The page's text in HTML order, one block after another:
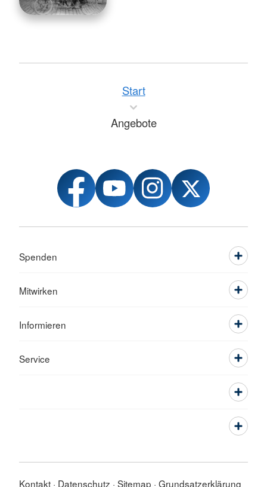
Start
Angebote
Spenden
Mitwirken
Informieren
Service
Kontakt Datenschutz Sitemap Grundsatzerklärung